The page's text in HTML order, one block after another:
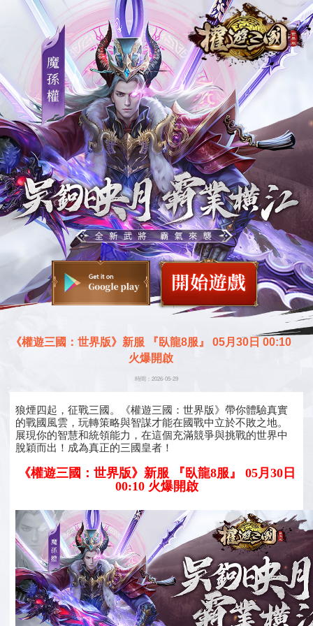
《權遊三國：世界版》新服 『臥龍8服』 05月30日 00:10
火爆開啟
時間：2026-05-29
狼煙四起，征戰三國。《權遊三國：世界版》帶你體驗真實
的戰國風雲，玩轉策略與智謀才能在國戰中立於不敗之地。
展現你的智慧和統領能力，在這個充滿競爭與挑戰的世界中
脫穎而出！成為真正的三國皇者！
《權遊三國：世界版》新服 『臥龍8服』 05月30日
00:10 火爆開啟